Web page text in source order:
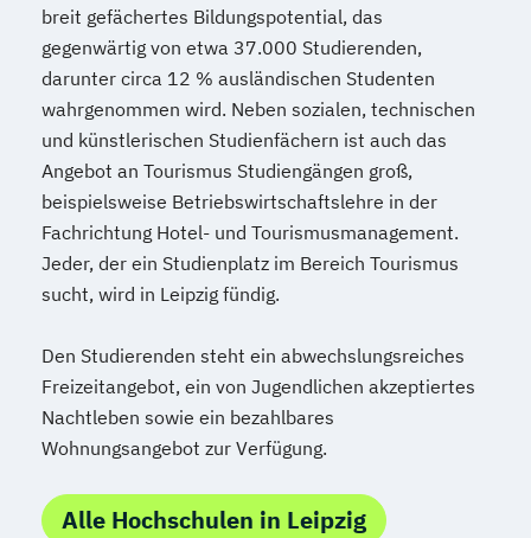
breit gefächertes Bildungspotential, das
gegenwärtig von etwa 37.000 Studierenden,
darunter circa 12 % ausländischen Studenten
wahrgenommen wird. Neben sozialen, technischen
und künstlerischen Studienfächern ist auch das
Angebot an Tourismus Studiengängen groß,
beispielsweise Betriebswirtschaftslehre in der
Fachrichtung Hotel- und Tourismusmanagement.
Jeder, der ein Studienplatz im Bereich Tourismus
sucht, wird in Leipzig fündig.
Den Studierenden steht ein abwechslungsreiches
Freizeitangebot, ein von Jugendlichen akzeptiertes
Nachtleben sowie ein bezahlbares
Wohnungsangebot zur Verfügung.
Alle Hochschulen in Leipzig